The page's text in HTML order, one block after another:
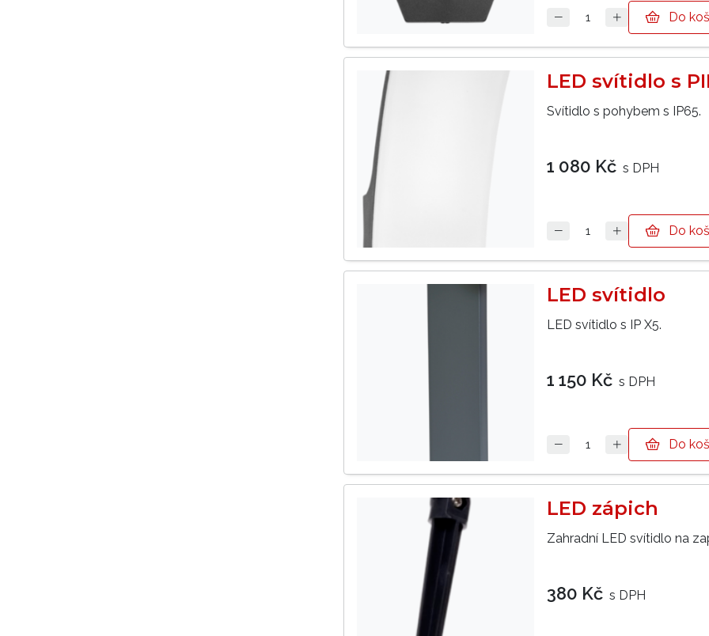
Do
LED svítidlo s
Svítidlo s pohybem s IP65.
1 080 Kč s DPH
Do
LED svítidlo
LED svítidlo s IP X5.
1 150 Kč s DPH
Do
LED zápich
Zahradní LED svítidlo na
380 Kč s DPH